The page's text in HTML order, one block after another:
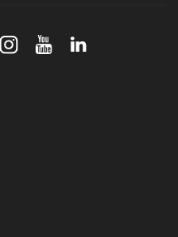
robótica FIRST 2026! (video)